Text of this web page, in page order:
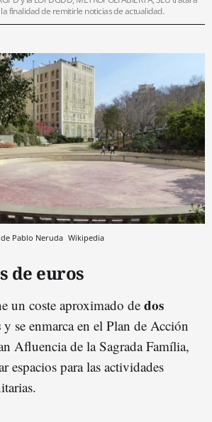
finalidad de remitirle noticias de actualidad.
Pablo Neruda Wikipedia
de euros
un coste aproximado de dos
y se enmarca en el Plan de Acción
Afluencia de la Sagrada Família,
espacios para las actividades